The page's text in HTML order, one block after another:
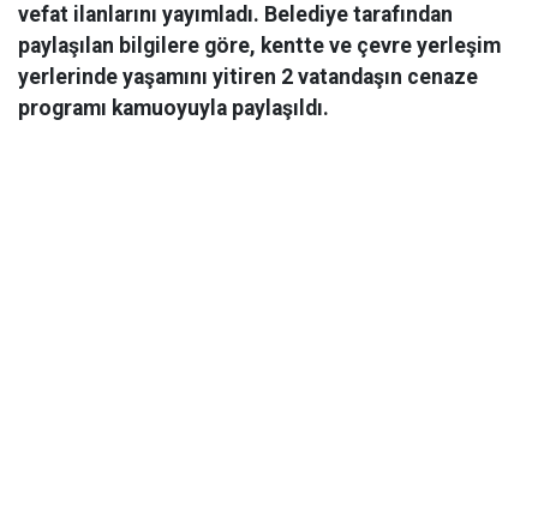
vefat ilanlarını yayımladı. Belediye tarafından
paylaşılan bilgilere göre, kentte ve çevre yerleşim
yerlerinde yaşamını yitiren 2 vatandaşın cenaze
programı kamuoyuyla paylaşıldı.